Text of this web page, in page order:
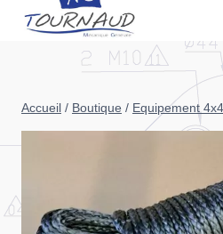
Accueil / Boutique / Equipement 4x4